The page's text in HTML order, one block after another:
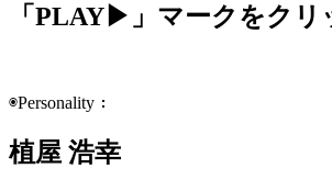
「PLAY▶」マークをクリ
◉Personality：
植屋 浩幸